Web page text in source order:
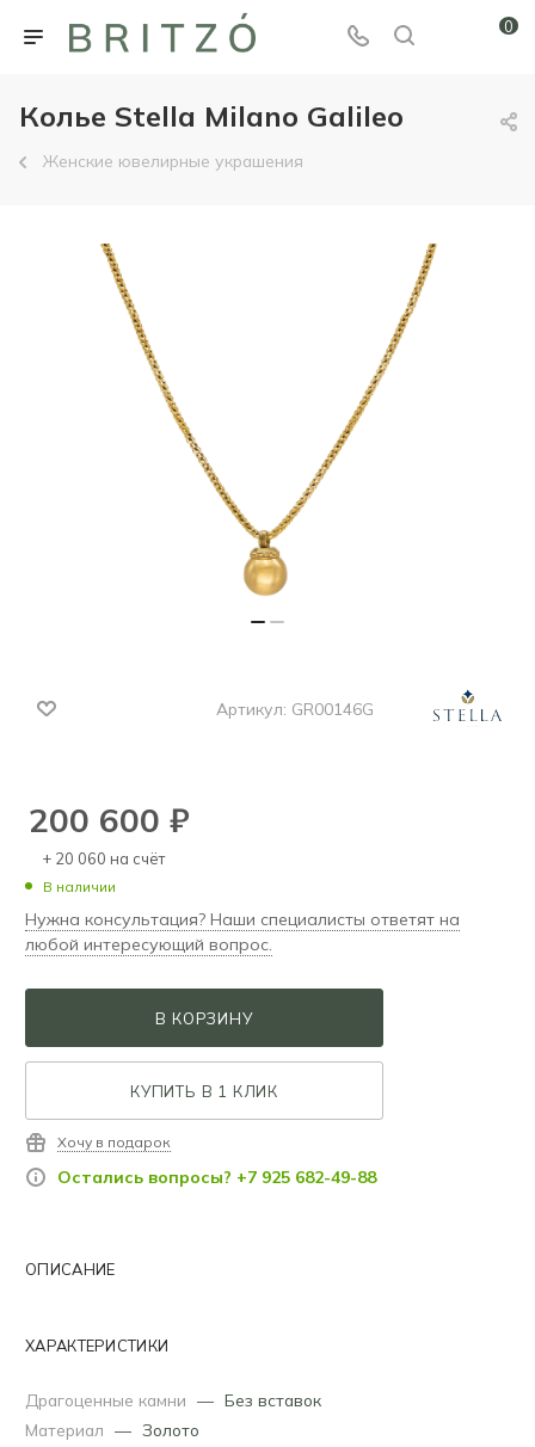
0
Колье Stella Milano Galileo
Женские ювелирные украшения
Артикул: GR00146G
200 600 ₽
+ 20 060 на счёт
В наличии
Нужна консультация? Наши специалисты ответят на
любой интересующий вопрос.
В КОРЗИНУ
КУПИТЬ В 1 КЛИК
Хочу в подарок
Остались вопросы? +7 925 682-49-88
ОПИСАНИЕ
ХАРАКТЕРИСТИКИ
Драгоценные камни — Без вставок
Материал — Золото